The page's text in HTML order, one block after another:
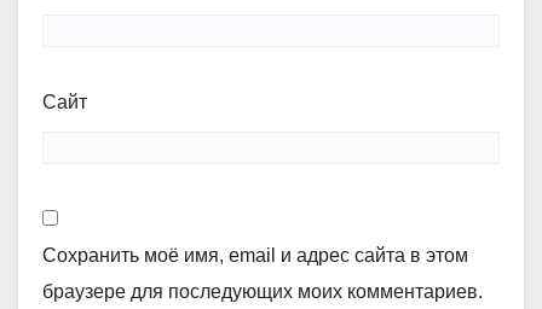
Сайт
Сохранить моё имя, email и адрес сайта в этом
браузере для последующих моих комментариев.